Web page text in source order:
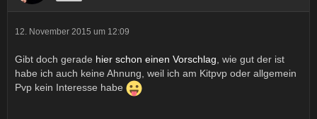
12. November 2015 um 12:09
Gibt doch gerade hier schon einen Vorschlag , wie gut der ist
habe ich auch keine Ahnung, weil ich am Kitpvp oder allgemein
Pvp kein Interesse habe